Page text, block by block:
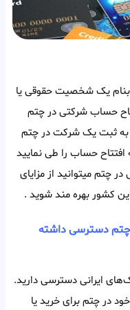
یک شخصیت حقوقی یا
حساب شرکتی در چتم
به ثبت یک شرکت در چتم
حساب را طی نمایید
چتم میتوانید از مزایای
کشور بهره مند شوید .
چتم دسترسی داشته
ایرانی دسترسی دارید.
در چتم برای خرید یا